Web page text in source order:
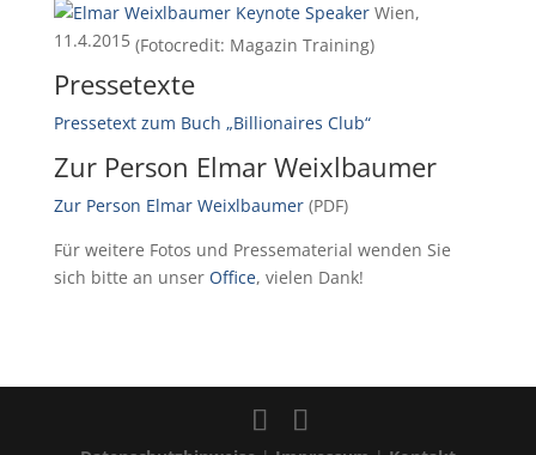
Wien,
11.4.2015 (Fotocredit: Magazin Training)
Pressetexte
Pressetext zum Buch „Billionaires Club“
Zur Person Elmar Weixlbaumer
Zur Person Elmar Weixlbaumer(PDF)
Für weitere Fotos und Pressematerial wenden Sie
sich bitte an unser Office, vielen Dank!